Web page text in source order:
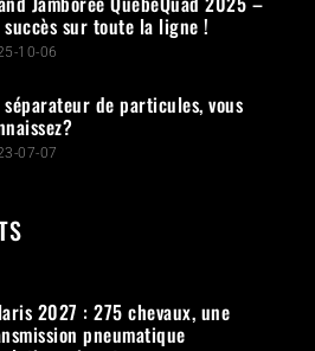
succès sur toute la ligne !
10-06
séparateur de particules, vous
07-07
2027 : 275 chevaux, une
pneumatique